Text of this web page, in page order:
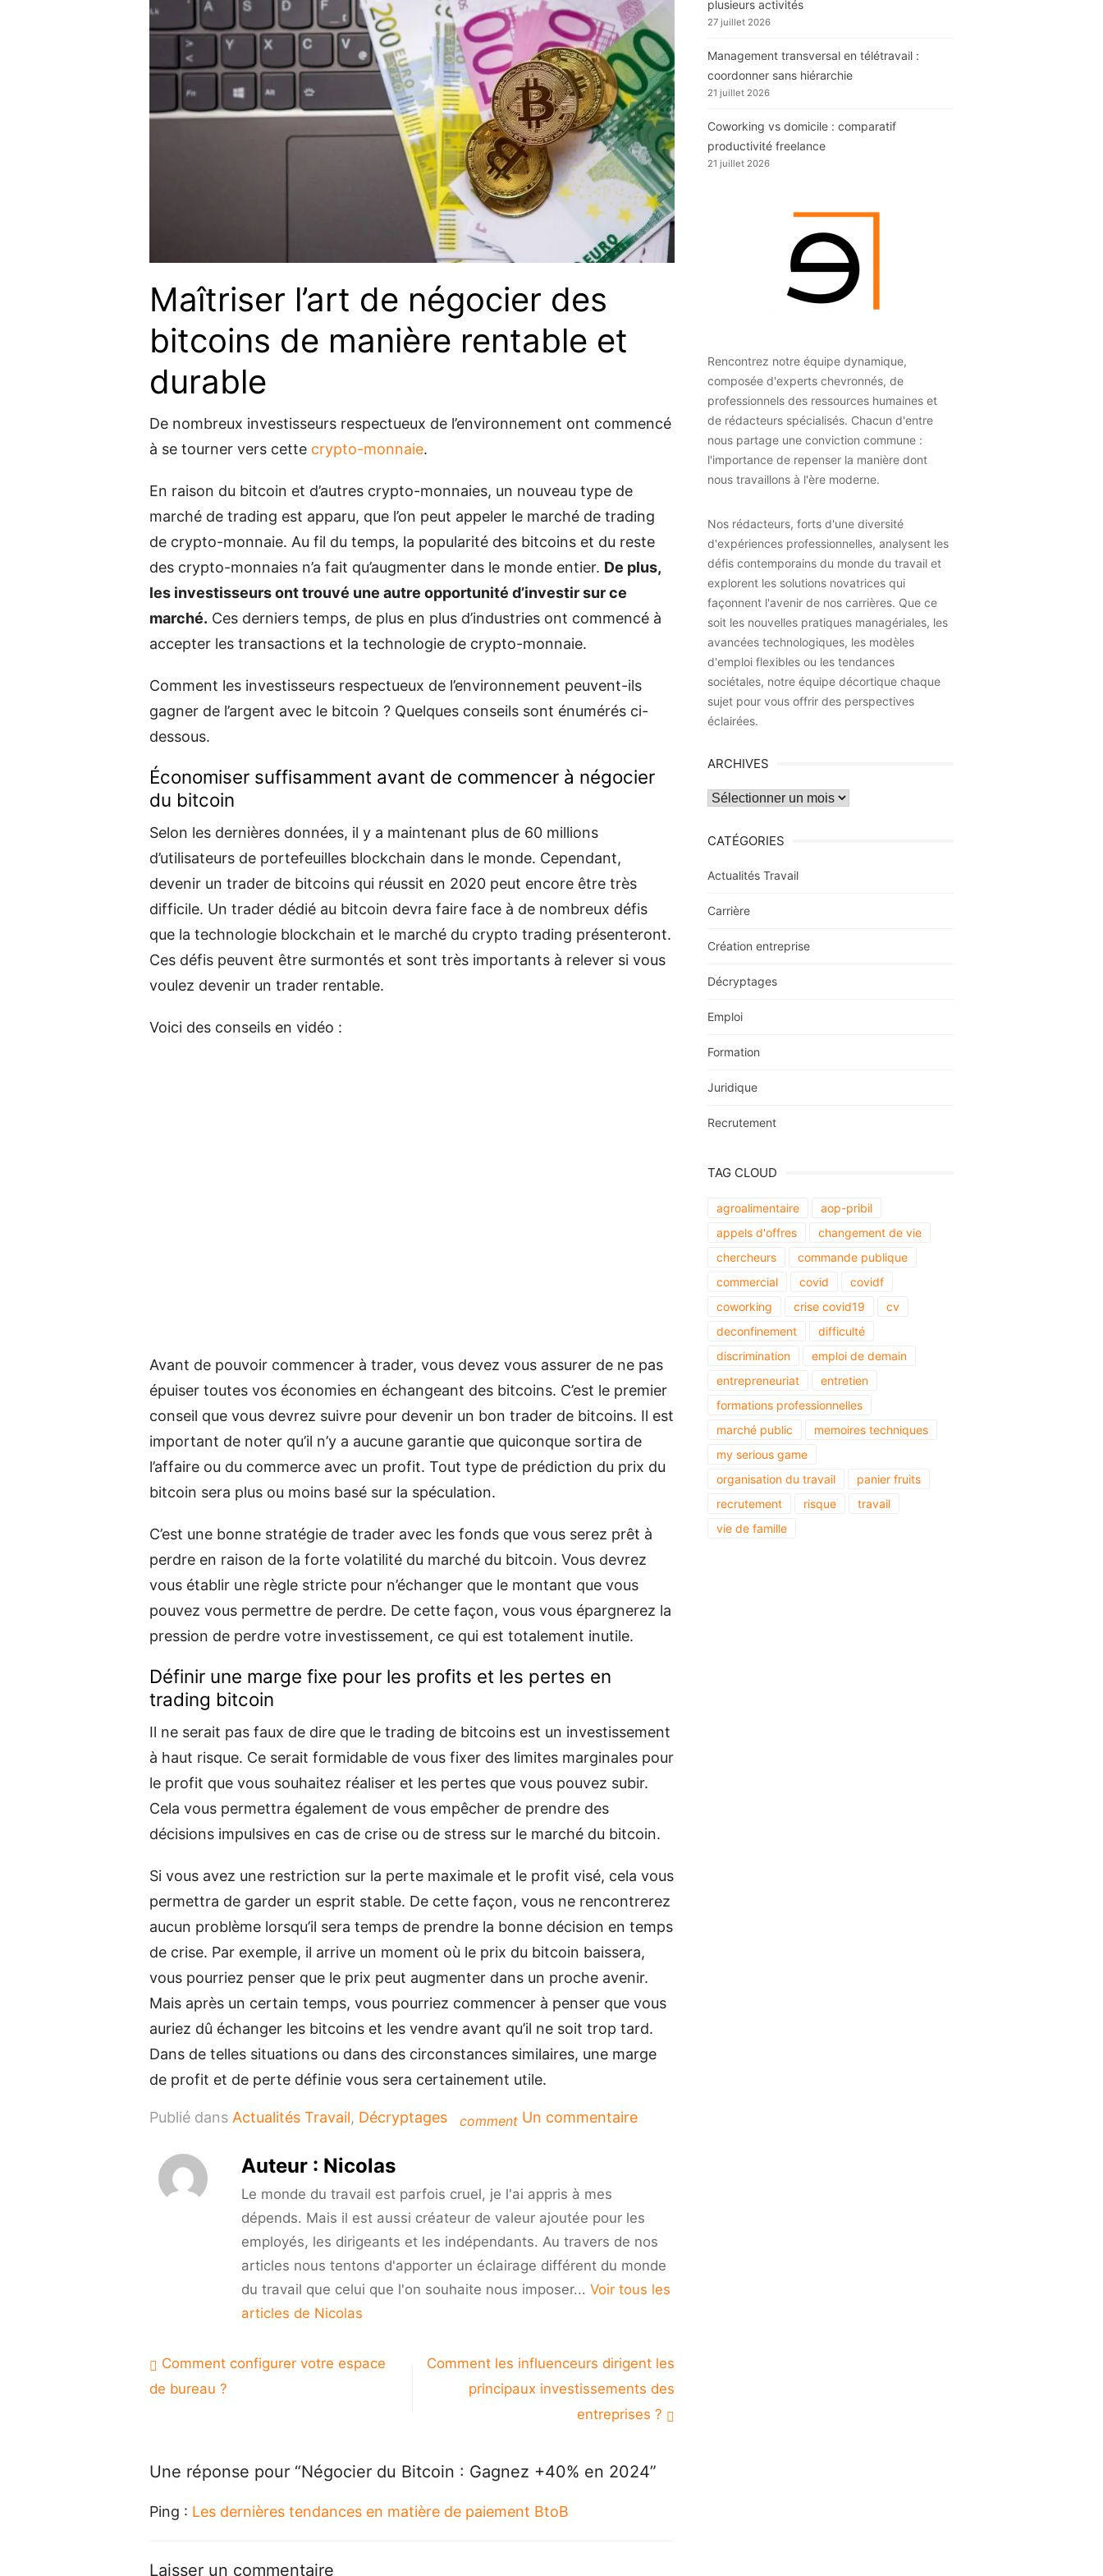
Maîtriser l’art de négocier des
bitcoins de manière rentable et
durable
De nombreux investisseurs respectueux de l’environnement ont commencé
à se tourner vers cette crypto-monnaie.
En raison du bitcoin et d’autres crypto-monnaies, un nouveau type de
marché de trading est apparu, que l’on peut appeler le marché de trading
de crypto-monnaie. Au fil du temps, la popularité des bitcoins et du reste
des crypto-monnaies n’a fait qu’augmenter dans le monde entier. De plus,
les investisseurs ont trouvé une autre opportunité d’investir sur ce
marché. Ces derniers temps, de plus en plus d’industries ont commencé à
accepter les transactions et la technologie de crypto-monnaie.
Comment les investisseurs respectueux de l’environnement peuvent-ils
gagner de l’argent avec le bitcoin ? Quelques conseils sont énumérés ci-
dessous.
Économiser suffisamment avant de commencer à négocier
du bitcoin
Selon les dernières données, il y a maintenant plus de 60 millions
d’utilisateurs de portefeuilles blockchain dans le monde. Cependant,
devenir un trader de bitcoins qui réussit en 2020 peut encore être très
difficile. Un trader dédié au bitcoin devra faire face à de nombreux défis
que la technologie blockchain et le marché du crypto trading présenteront.
Ces défis peuvent être surmontés et sont très importants à relever si vous
voulez devenir un trader rentable.
Voici des conseils en vidéo :
Avant de pouvoir commencer à trader, vous devez vous assurer de ne pas
épuiser toutes vos économies en échangeant des bitcoins. C’est le premier
conseil que vous devrez suivre pour devenir un bon trader de bitcoins. Il est
important de noter qu’il n’y a aucune garantie que quiconque sortira de
l’affaire ou du commerce avec un profit. Tout type de prédiction du prix du
bitcoin sera plus ou moins basé sur la spéculation.
C’est une bonne stratégie de trader avec les fonds que vous serez prêt à
perdre en raison de la forte volatilité du marché du bitcoin. Vous devrez
vous établir une règle stricte pour n’échanger que le montant que vous
pouvez vous permettre de perdre. De cette façon, vous vous épargnerez la
pression de perdre votre investissement, ce qui est totalement inutile.
Définir une marge fixe pour les profits et les pertes en
trading bitcoin
Il ne serait pas faux de dire que le trading de bitcoins est un investissement
à haut risque. Ce serait formidable de vous fixer des limites marginales pour
le profit que vous souhaitez réaliser et les pertes que vous pouvez subir.
Cela vous permettra également de vous empêcher de prendre des
décisions impulsives en cas de crise ou de stress sur le marché du bitcoin.
Si vous avez une restriction sur la perte maximale et le profit visé, cela vous
permettra de garder un esprit stable. De cette façon, vous ne rencontrerez
aucun problème lorsqu’il sera temps de prendre la bonne décision en temps
de crise. Par exemple, il arrive un moment où le prix du bitcoin baissera,
vous pourriez penser que le prix peut augmenter dans un proche avenir.
Mais après un certain temps, vous pourriez commencer à penser que vous
auriez dû échanger les bitcoins et les vendre avant qu’il ne soit trop tard.
Dans de telles situations ou dans des circonstances similaires, une marge
de profit et de perte définie vous sera certainement utile.
Publié dans Actualités Travail, Décryptages comment Un commentairesur
+40%
en
2024
Auteur : Nicolas
Le monde du travail est parfois cruel, je l'ai appris à mes
dépends. Mais il est aussi créateur de valeur ajoutée pour les
employés, les dirigeants et les indépendants. Au travers de nos
articles nous tentons d'apporter un éclairage différent du monde
du travail que celui que l'on souhaite nous imposer... Voir tous les
articles de Nicolas
Navigation
de
Comment configurer votre espace
de bureau ?
Comment les influenceurs dirigent les
principaux investissements des
entreprises ?
Une réponse pour “Négocier du Bitcoin : Gagnez +40% en 2024”
Ping : Les dernières tendances en matière de paiement BtoB
Laisser un commentaire
plusieurs activités
27 juillet 2026
Management transversal en télétravail :
coordonner sans hiérarchie
21 juillet 2026
Coworking vs domicile : comparatif
productivité freelance
21 juillet 2026
Rencontrez notre équipe dynamique,
composée d'experts chevronnés, de
professionnels des ressources humaines et
de rédacteurs spécialisés. Chacun d'entre
nous partage une conviction commune :
l'importance de repenser la manière dont
nous travaillons à l'ère moderne.
Nos rédacteurs, forts d'une diversité
d'expériences professionnelles, analysent les
défis contemporains du monde du travail et
explorent les solutions novatrices qui
façonnent l'avenir de nos carrières. Que ce
soit les nouvelles pratiques managériales, les
avancées technologiques, les modèles
d'emploi flexibles ou les tendances
sociétales, notre équipe décortique chaque
sujet pour vous offrir des perspectives
éclairées.
ARCHIVES
Archives
CATÉGORIES
Actualités Travail
Carrière
Création entreprise
Décryptages
Emploi
Formation
Juridique
Recrutement
TAG CLOUD
agroalimentaire
aop-pribil
appels d'offres
changement de vie
chercheurs
commande publique
commercial
covid
covidf
coworking
crise covid19
cv
deconfinement
difficulté
discrimination
emploi de demain
entrepreneuriat
entretien
formations professionnelles
marché public
memoires techniques
my serious game
organisation du travail
panier fruits
recrutement
risque
travail
vie de famille